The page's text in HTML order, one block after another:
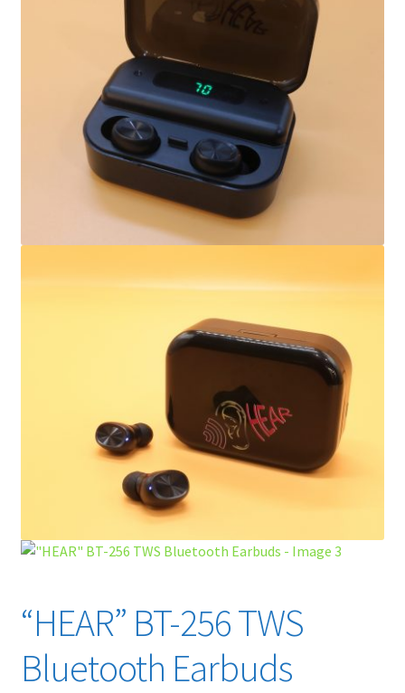
“HEAR” BT-256 TWS
Bluetooth Earbuds